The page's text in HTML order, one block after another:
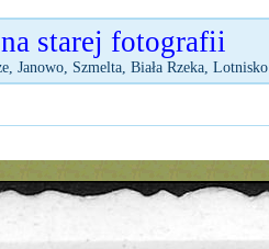
starej fotografii
Janowo, Szmelta, Biała Rzeka, Lotnisko